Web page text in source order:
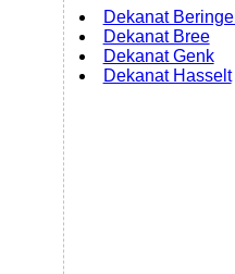
Dekanat
Dekanat Bree
Dekanat Genk
Dekanat Hasselt